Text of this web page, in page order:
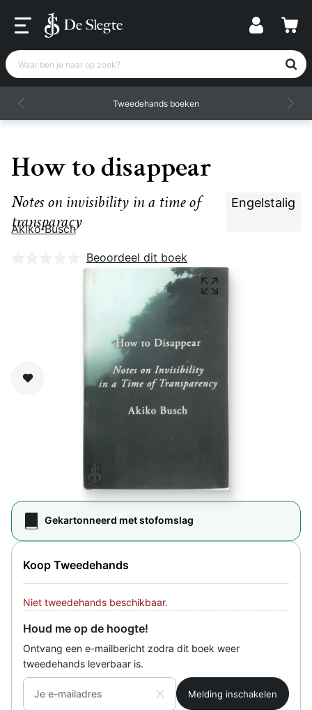
Waar ben je naar op zoek?
Tweedehands boeken
How to disappear
Notes on invisibility in a time of
transparacy
Engelstalig
Akiko Busch
Nog geen beoordelingen
Beoordeel dit boek
Zet op verlanglijst
Gekartonneerd met stofomslag
Koop Tweedehands
Niet tweedehands beschikbaar.
Houd me op de hoogte!
Ontvang een e-mailbericht zodra dit boek weer
tweedehands leverbaar is.
Je e-mailadres